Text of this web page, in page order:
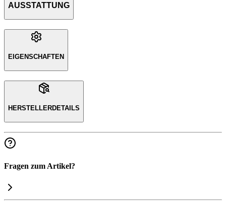
AUSSTATTUNG
EIGENSCHAFTEN
HERSTELLERDETAILS
Fragen zum Artikel?